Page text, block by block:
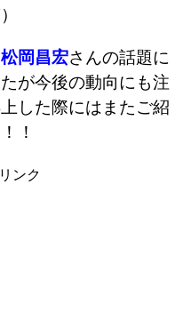
松岡昌宏さんの話題に
が今後の動向にも注
した際にはまたご紹
！
ンク